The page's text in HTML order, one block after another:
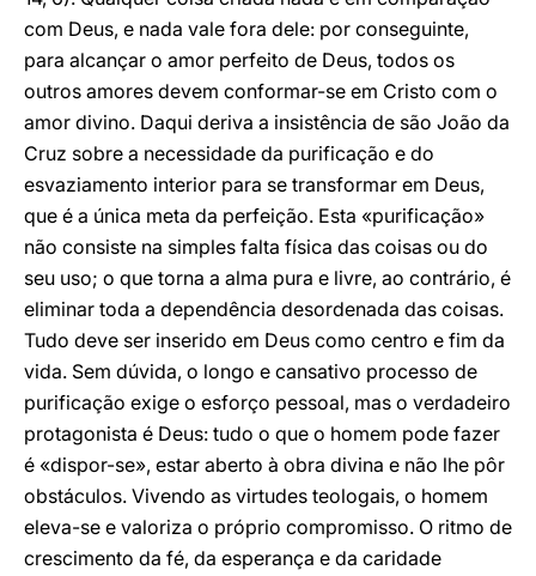
com Deus, e nada vale fora dele: por conseguinte,
para alcançar o amor perfeito de Deus, todos os
outros amores devem conformar-se em Cristo com o
amor divino. Daqui deriva a insistência de são João da
Cruz sobre a necessidade da purificação e do
esvaziamento interior para se transformar em Deus,
que é a única meta da perfeição. Esta «purificação»
não consiste na simples falta física das coisas ou do
seu uso; o que torna a alma pura e livre, ao contrário, é
eliminar toda a dependência desordenada das coisas.
Tudo deve ser inserido em Deus como centro e fim da
vida. Sem dúvida, o longo e cansativo processo de
purificação exige o esforço pessoal, mas o verdadeiro
protagonista é Deus: tudo o que o homem pode fazer
é «dispor-se», estar aberto à obra divina e não lhe pôr
obstáculos. Vivendo as virtudes teologais, o homem
eleva-se e valoriza o próprio compromisso. O ritmo de
crescimento da fé, da esperança e da caridade